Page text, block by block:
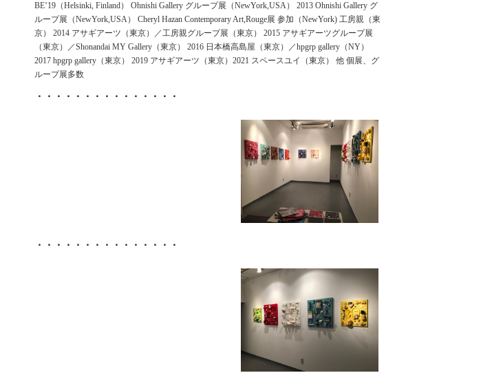
BE’19（Helsinki, Finland） Ohnishi Gallery グループ展（NewYork,USA） 2013 Ohnishi Gallery グ
ループ展（NewYork,USA） Cheryl Hazan Contemporary Art,Rouge展 参加（NewYork) 工房親（東
京） 2014 アサギアーツ（東京）／工房親グループ展（東京） 2015 アサギアーツグループ展
（東京）／Shonandai MY Gallery（東京） 2016 日本橋高島屋（東京）／hpgrp gallery（NY）
2017 hpgrp gallery（東京） 2019 アサギアーツ（東京）2021 スペースユイ（東京） 他 個展、グ
ループ展多数
・・・・・・・・・・・・・・・
・・・・・・・・・・・・・・・